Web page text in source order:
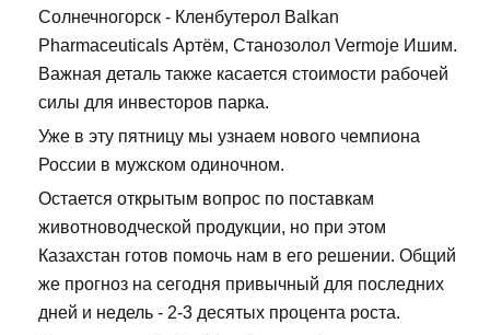
Солнечногорск - Кленбутерол Balkan
Pharmaceuticals Артём, Станозолол Vermoje Ишим.
Важная деталь также касается стоимости рабочей
силы для инвесторов парка.
Уже в эту пятницу мы узнаем нового чемпиона
России в мужском одиночном.
Остается открытым вопрос по поставкам
животноводческой продукции, но при этом
Казахстан готов помочь нам в его решении. Общий
же прогноз на сегодня привычный для последних
дней и недель - 2-3 десятых процента роста.